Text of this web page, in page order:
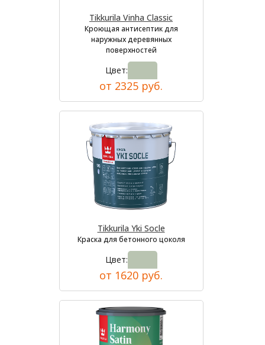
Tikkurila Vinha Classic
Кроющая антисептик для
наружных деревянных
поверхностей
Цвет:
от 2325 руб.
Tikkurila Yki Socle
Краска для бетонного цоколя
Цвет:
от 1620 руб.